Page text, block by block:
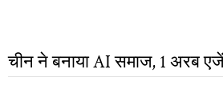
चीन ने बनाया AI समाज, 1 अरब